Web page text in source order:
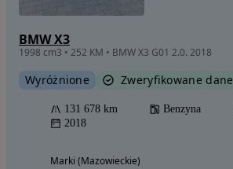
BMW X3
1998 cm3 • 252 KM • BMW X3 G01 2.0. 2018
Wyróżnione Zweryfikowane dane
131 678 km Benzyna
2018
Marki (Mazowieckie)